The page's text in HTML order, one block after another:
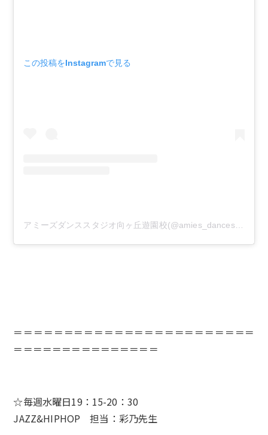
この投稿をInstagramで見る
アミーズダンススタジオ向ヶ丘遊園校(@amies_dancestudio)がシェアした投稿
＝＝＝＝＝＝＝＝＝＝＝＝＝＝＝＝＝＝＝＝＝＝＝＝
＝＝＝＝＝＝＝＝＝＝＝＝＝＝＝
☆毎週水曜日19：15-20：30
JAZZ&HIPHOP 担当：彩乃先生